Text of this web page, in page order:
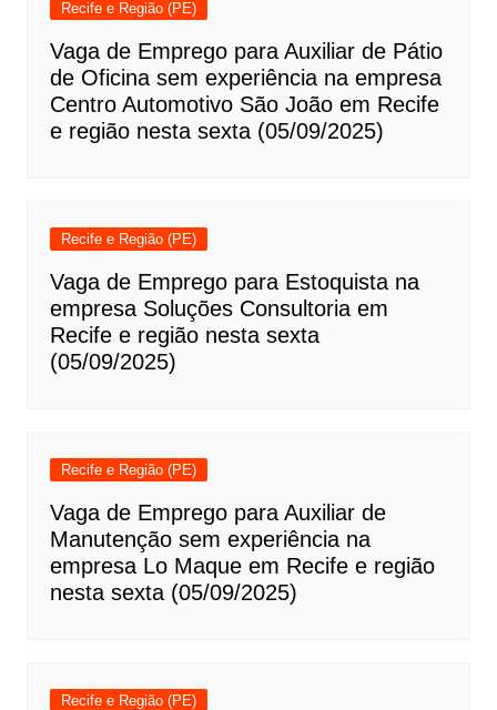
Recife e Região (PE)
Vaga de Emprego para Auxiliar de Pátio
de Oficina sem experiência na empresa
Centro Automotivo São João em Recife
e região nesta sexta (05/09/2025)
Recife e Região (PE)
Vaga de Emprego para Estoquista na
empresa Soluções Consultoria em
Recife e região nesta sexta
(05/09/2025)
Recife e Região (PE)
Vaga de Emprego para Auxiliar de
Manutenção sem experiência na
empresa Lo Maque em Recife e região
nesta sexta (05/09/2025)
Recife e Região (PE)